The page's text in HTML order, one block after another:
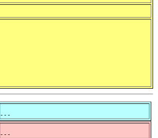
- - -
- - -